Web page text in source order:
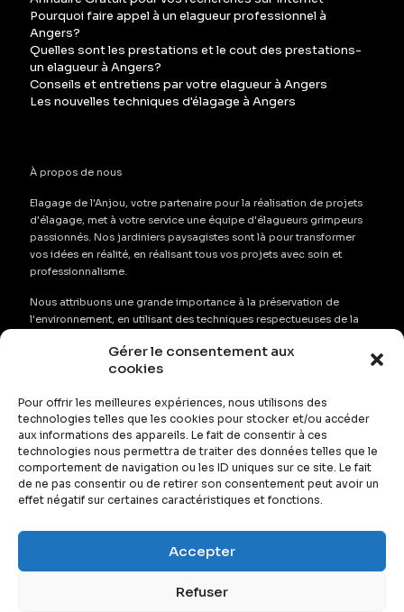
Gérer le consentement aux
cookies
Pour offrir les meilleures expériences, nous utilisons des
technologies telles que les cookies pour stocker et/ou accéder
aux informations des appareils. Le fait de consentir à ces
technologies nous permettra de traiter des données telles que le
comportement de navigation ou les ID uniques sur ce site. Le fait
de ne pas consentir ou de retirer son consentement peut avoir un
effet négatif sur certaines caractéristiques et fonctions.
Accepter
Refuser
Pourquoi faire appel à un elagueur professionnel à
Angers?
Quelles sont les prestations et le cout des prestations-
un elagueur à Angers?
Conseils et entretiens par votre elagueur à Angers
Les nouvelles techniques d'élagage à Angers
À propos de nous
Elagage de l'Anjou, votre partenaire pour la réalisation de projets
d'élagage, met à votre service une équipe d'élagueurs grimpeurs
passionnés. Nos jardiniers paysagistes sont là pour transformer
vos idées en réalité, en réalisant tous vos projets avec soin et
professionnalisme.
Nous attribuons une grande importance à la préservation de
l'environnement, en utilisant des techniques respectueuses de la
verts. Notre équipe s'emploie à abattre, élaguer et tailler vos
arbres, arbustes et haies avec précision, tout en garantissant leur
Que vous ayez besoin de services de désherbage, de
débroussaillage ou de remise en état de vos espaces verts,
Élagage de l'Anou est l'entreprise de confiance pour tous vos
projets d'aménagement paysager à Angers et dans les environs.